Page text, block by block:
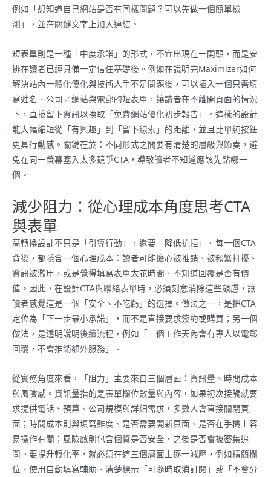
例如「想知道自己網站是否有同樣問題？可以先做一個簡單檢
測」，並在關鍵文字上加入連結。
短表單則是一種「中度承諾」的形式，不宜出現在一開頭，而是安
排在讀者已經具備一定信任基礎後。例如在說明完Maximizer如何
解決站內一體化優化與技術人手不足問題後，可以插入一個只需填
寫姓名、公司／網站與電郵的短表單，讓讀者在不離開頁面的情況
下，直接留下資訊以換取「免費網站優化初步報告」。這樣的設計
能大幅縮短從「有興趣」到「留下線索」的距離，並且比單純按鈕
更具行動感。關鍵在於：不同形式之間要有清楚的層級與節奏，避
免在同一螢幕塞入太多競爭CTA，導致讀者不知道應該先點哪一
個。
減少阻力：從心理成本角度思考CTA
與表單
高轉換設計不只是「引導行動」，還要「降低抗拒」。每一個CTA
背後，都隱含一個心理成本：讀者可能擔心被推銷、被頻繁打擾、
資訊被濫用，或是覺得填寫表單太花時間、不知道回覆是否有價
值。因此，在設計CTA與聯絡表單時，必須刻意消除這些顧慮，讓
讀者感覺這是一個「安全、不吃虧」的選擇。做法之一，是把CTA
定位為「下一步最小承諾」，而不是直接要求簽約或購買；另一個
做法，是透明說明後續流程，例如「三個工作天內會有專人以電郵
回覆，不會推銷額外服務」。
從實務角度來看，「阻力」主要來自三個層面：資訊量、時間成本
與風險感。資訊量指的是表單欄位數量與內容，如果初次接觸就要
求提供電話、預算、公司規模與詳細需求，多數人會直接關閉頁
面；時間成本則與填寫難度、是否需要開新頁面、是否在手機上容
易操作有關；風險感則包含個資是否安全、之後是否會被密集追
問。要提升轉化率，就必須在這三個層面上逐一減壓，例如精簡欄
位、使用自動填寫輔助、清楚標示「可隨時取消訂閱」或「不會分